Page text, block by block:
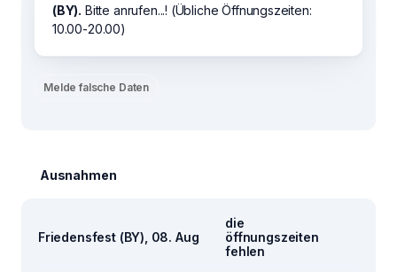
(BY). Bitte anrufen...! (Übliche Öffnungszeiten:
10.00-20.00)
Melde falsche Daten
Ausnahmen
Friedensfest (BY), 08. Aug
die
öffnungszeiten
fehlen